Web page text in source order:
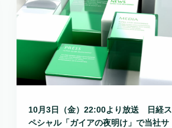
10月3日（金）22:00より放送 日経ス
ペシャル「ガイアの夜明け」で当社サ